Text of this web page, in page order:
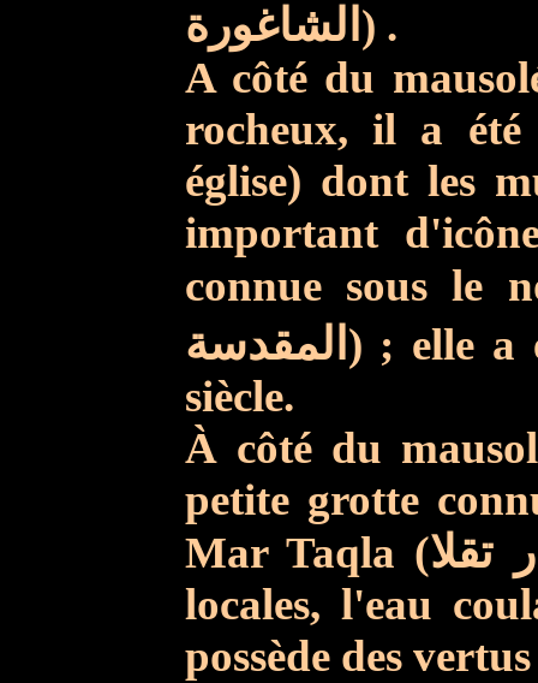
الشاغورة ) .
A côté du
rocheux, il a été
église) dont les
important
connue sous le
المقدسة ) ; elle a
siècle.
À côté du
petite grotte
Mar Taqla
تقلا
locales, l'eau
possède des